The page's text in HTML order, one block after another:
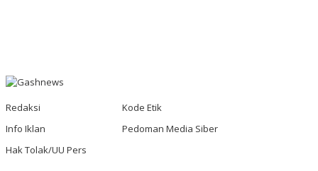
Redaksi
Kode Etik
Info Iklan
Pedoman Media Siber
Hak Tolak/UU Pers